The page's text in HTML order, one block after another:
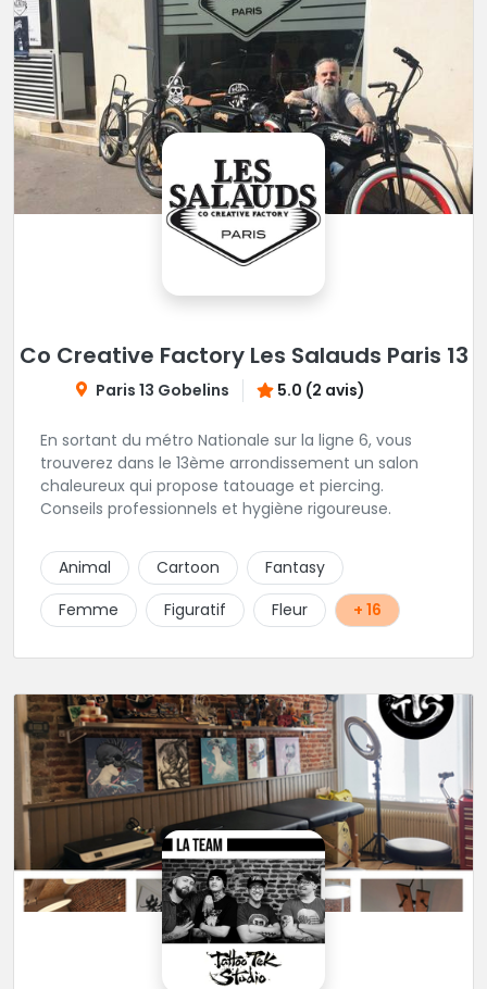
Co Creative Factory Les Salauds Paris 13
Paris 13 Gobelins 5.0 (2 avis)
En sortant du métro Nationale sur la ligne 6, vous
trouverez dans le 13ème arrondissement un salon
chaleureux qui propose tatouage et piercing.
Conseils professionnels et hygiène rigoureuse.
Animal Cartoon
Fantasy
Femme
Figuratif Fleur + 16